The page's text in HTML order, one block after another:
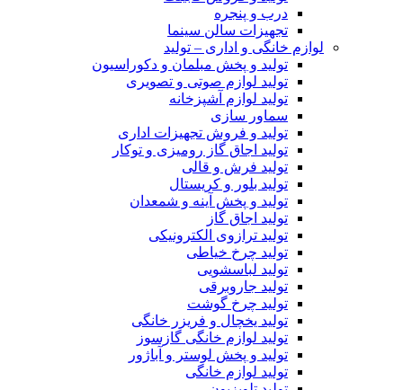
درب و پنجره
تجهیزات سالن سینما
لوازم خانگی و اداری – تولید
تولید و پخش مبلمان و دکوراسیون
تولید لوازم صوتی و تصویری
تولید لوازم آشپزخانه
سماور سازی
تولید و فروش تجهیزات اداری
تولید اجاق گاز رومیزی و توکار
تولید فرش و قالی
تولید بلور و کریستال
تولید و پخش آینه و شمعدان
تولید اجاق گاز
تولید ترازوی الکترونیکی
تولید چرخ خیاطی
تولید لباسشویی
تولید جاروبرقی
تولید چرخ گوشت
تولید یخچال و فریزر خانگی
تولید لوازم خانگی گازسوز
تولید و پخش لوستر و آباژور
تولید لوازم خانگی